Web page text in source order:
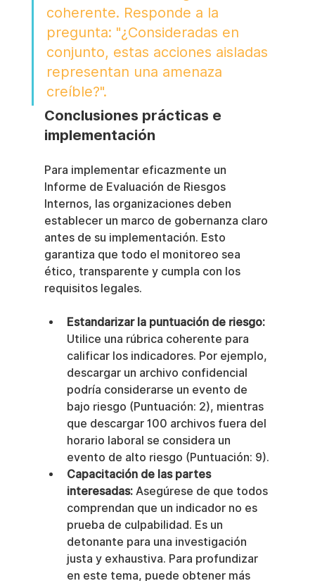
coherente. Responde a la
pregunta: "¿Consideradas en
conjunto, estas acciones aisladas
representan una amenaza
creíble?".
Conclusiones prácticas e
implementación
Para implementar eficazmente un
Informe de Evaluación de Riesgos
Internos, las organizaciones deben
establecer un marco de gobernanza claro
antes de su implementación. Esto
garantiza que todo el monitoreo sea
ético, transparente y cumpla con los
requisitos legales.
Estandarizar la puntuación de riesgo:
Utilice una rúbrica coherente para
calificar los indicadores. Por ejemplo,
descargar un archivo confidencial
podría considerarse un evento de
bajo riesgo (Puntuación: 2), mientras
que descargar 100 archivos fuera del
horario laboral se considera un
evento de alto riesgo (Puntuación: 9).
Capacitación de las partes
interesadas: Asegúrese de que todos
comprendan que un indicador no es
prueba de culpabilidad. Es un
detonante para una investigación
justa y exhaustiva. Para profundizar
en este tema, puede obtener más